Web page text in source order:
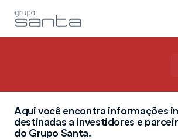
Aqui você encontra informações
destinadas a investidores e
do Grupo Santa.